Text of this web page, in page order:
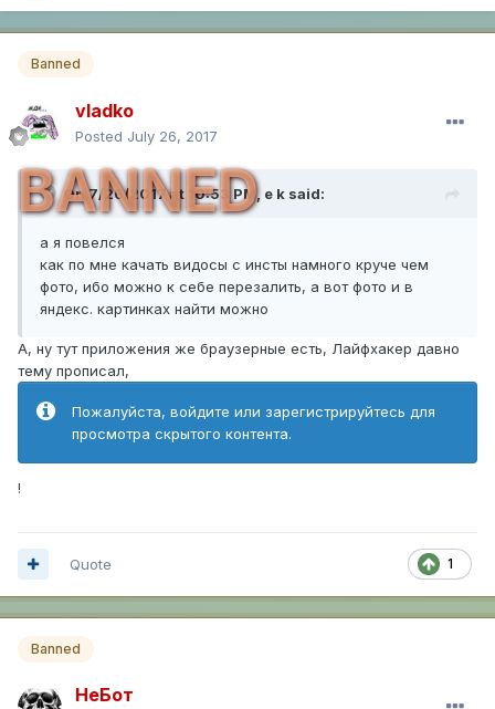
Banned
vladko
Posted July 26, 2017
BANNED
On 7/26/2017 at 10:53 PM, e k said:
а я повелся
как по мне качать видосы с инсты намного круче чем
фото, ибо можно к себе перезалить, а вот фото и в
яндекс. картинках найти можно
А, ну тут приложения же браузерные есть, Лайфхакер давно
тему прописал,
Пожалуйста, войдите или зарегистрируйтесь для
просмотра скрытого контента.
!
1
Quote
Banned
НеБот